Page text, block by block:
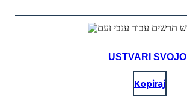
USTVARI SVOJO
Kopiraj